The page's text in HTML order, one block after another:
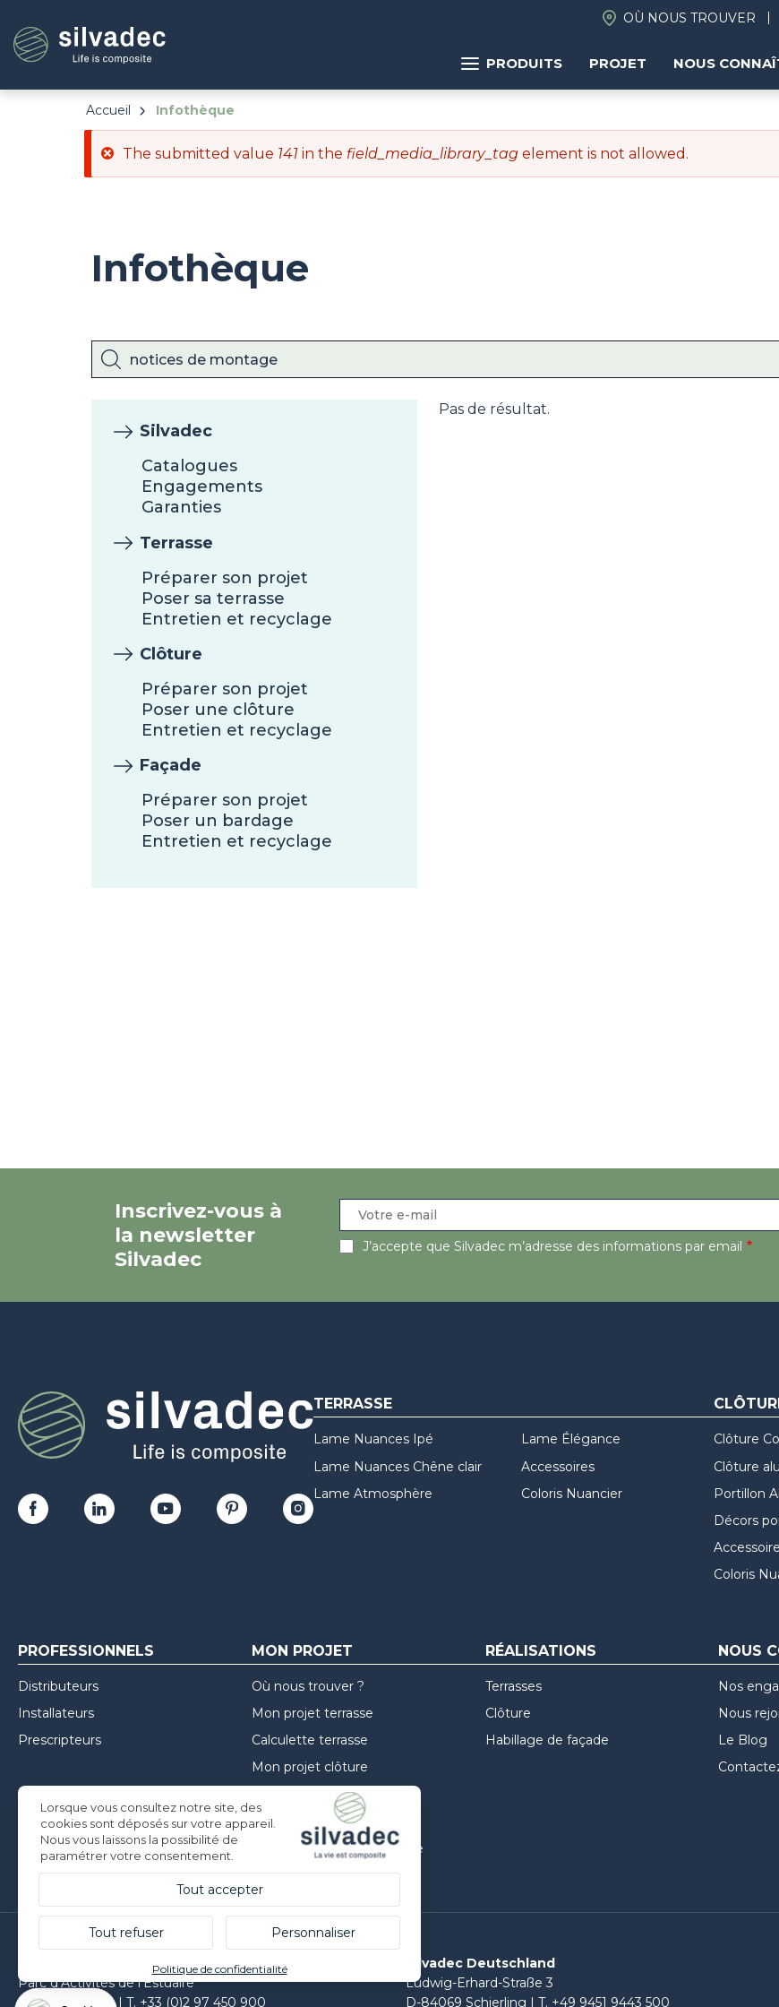
au
contenu
principal
OÙ NOUS TROUVER
PRODUITS PROJET NOUS
Accueil Infothèque
Message
d'erreur
The submitted value 141 in the field_media_library_tag element is not allowed.
Infothèque
Silvadec
Catalogues
Engagements
Garanties
Terrasse
Préparer son projet
Poser sa terrasse
Entretien et recyclage
Clôture
Préparer son projet
Poser une clôture
Entretien et recyclage
Façade
Préparer son projet
Poser un bardage
Entretien et recyclage
Pas de résultat.
Inscrivez-vous à
la newsletter
Silvadec
J’accepte que Silvadec m’adresse des informations par email
TERRASSE
Lame Nuances Ipé
Lame Nuances Chêne clair
Lame Atmosphère
Lame Élégance
Accessoires
Coloris Nuancier
Clôture
Clôture
Portillon
Décors
Coloris
PROFESSIONNELS
Distributeurs
Installateurs
Prescripteurs
MON PROJET
Où nous trouver ?
Mon projet terrasse
Calculette terrasse
Mon projet clôture
Mon projet façade
Inspirations
Conseils de mise en oeuvre
RÉALISATIONS
Terrasses
Clôture
Habillage de façade
NOUS
Nos
Nous
Le Blog
Parc d’Activités de l’Estuaire
F-56190 ARZAL | T. +33 (0)2 97 450 900
Silvadec Deutschland
Ludwig-Erhard-Straße 3
D-84069 Schierling | T. +49 9451 9443 500
Lorsque vous consultez notre site, des
cookies sont déposés sur votre appareil.
Nous vous laissons la possibilité de
paramétrer votre consentement.
Tout accepter
Tout refuser Personnaliser
Politique de confidentialité